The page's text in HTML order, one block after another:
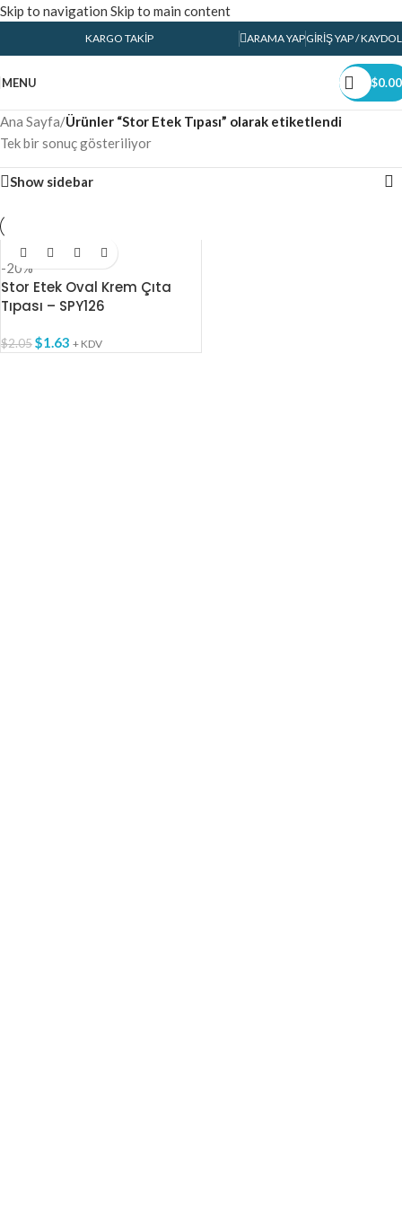
Skip to navigation Skip to main content
KARGO TAKIP ARAMA YAPGIRIŞ YAP / KAYDOL
MENU $0.00
Ana Sayfa/Ürünler “Stor Etek Tıpası” olarak etiketlendi
Tek bir sonuç gösteriliyor
Show sidebar
-20%
Stor Etek Oval Krem Çıta
Tıpası – SPY126
$2.05$1.63 + KDV